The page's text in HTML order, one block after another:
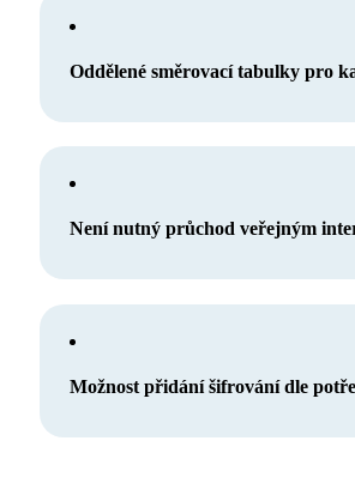
Oddělené směrovací tabulky pro
Není nutný průchod veřejným
Možnost přidání šifrování dle